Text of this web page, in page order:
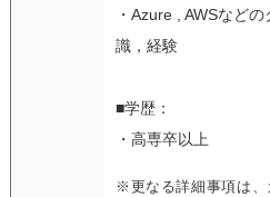
・Azure , AWSなど
識，経験
■学歴：
・高専卒以上
※更なる詳細事項は、